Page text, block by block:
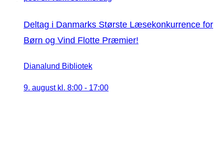
Deltag i Danmarks Største Læsekonkurrence for
Børn og Vind Flotte Præmier!
Dianalund Bibliotek
9. august kl. 8:00 - 17:00